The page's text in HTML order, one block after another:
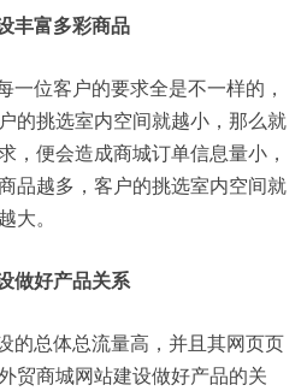
丰富多彩商品
一位客户的要求全是不一样的，
的挑选室内空间就越小，那么就
，便会造成商城订单信息量小，
品越多，客户的挑选室内空间就
大。
做好产品关系
的总体总流量高，并且其网页页
贸商城网站建设做好产品的关